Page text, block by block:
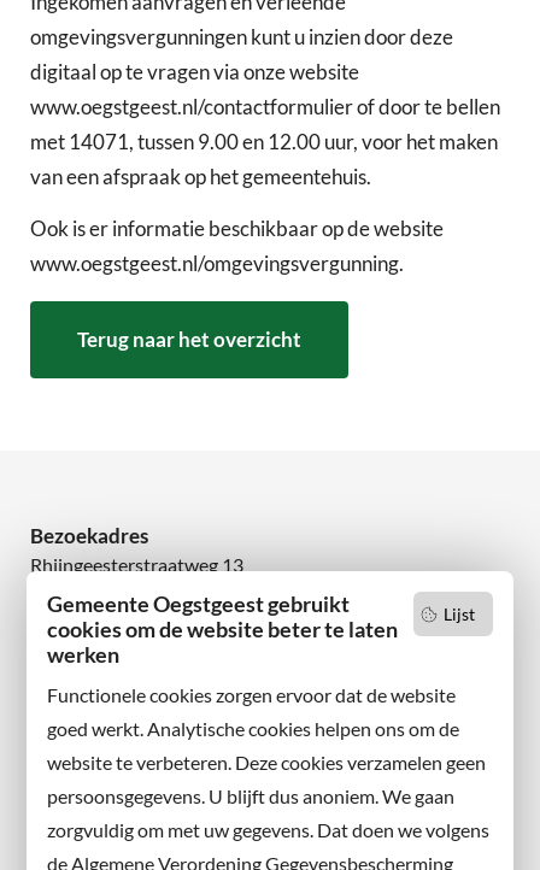
Lijst
Gemeente Oegstgeest gebruikt
cookies om de website beter te laten
werken
Functionele cookies zorgen ervoor dat de website
goed werkt. Analytische cookies helpen ons om de
website te verbeteren. Deze cookies verzamelen geen
persoonsgegevens. U blijft dus anoniem. We gaan
zorgvuldig om met uw gegevens. Dat doen we volgens
de Algemene Verordening Gegevensbescherming
omgevingsvergunningen kunt u inzien door deze
digitaal op te vragen via onze website
www.oegstgeest.nl/contactformulier of door te bellen
met 14071, tussen 9.00 en 12.00 uur, voor het maken
van een afspraak op het gemeentehuis.
Ook is er informatie beschikbaar op de website
www.oegstgeest.nl/omgevingsvergunning.
Terug naar het overzicht
Bezoekadres
Rhijngeesterstraatweg 13
2342 AN Oegstgeest
Wilt u niets missen?
en volg ons ook op sociale media.
Facebook
X
Instagram